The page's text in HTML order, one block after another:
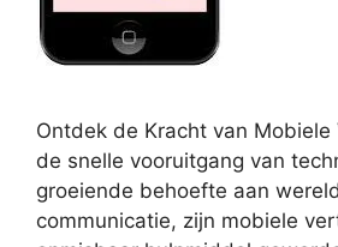
Ontdek de Kracht van
de snelle vooruitgang van
groeiende behoefte aan
communicatie, zijn mobiele